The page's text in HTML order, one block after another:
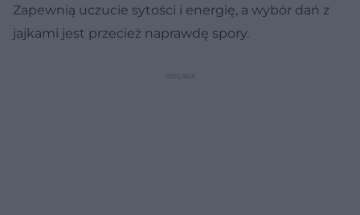
Zapewnią uczucie sytości i energię, a wybór dań z
jajkami jest przecież naprawdę spory.